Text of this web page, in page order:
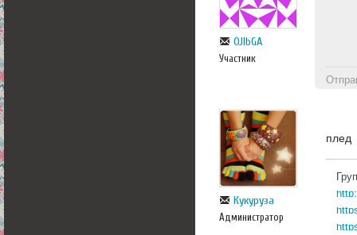
OJlbGA
Участник
Кукуруза
Администратор
плед